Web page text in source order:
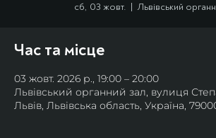
сб, 03 жовт.
  |
Львівський
Час та місце
03 жовт. 2026 р., 19:00 – 20:00
Львівський органний зал, вулиця
Львів, Львівська область, Україна,